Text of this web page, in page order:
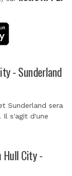
- Sunderland
Sunderland sera
Il s'agit d'une
Hull City -